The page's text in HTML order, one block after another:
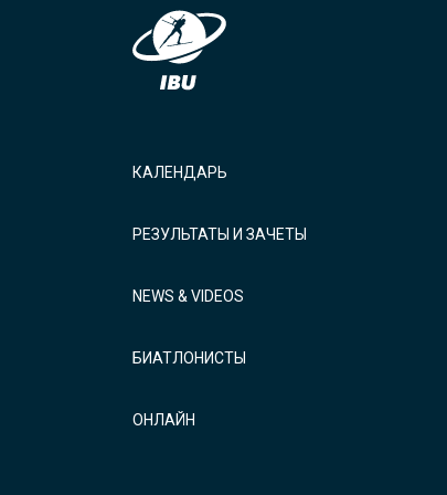
КАЛЕНДАРЬ
РЕЗУЛЬТАТЫ И ЗАЧЕТЫ
NEWS & VIDEOS
БИАТЛОНИСТЫ
ОНЛАЙН